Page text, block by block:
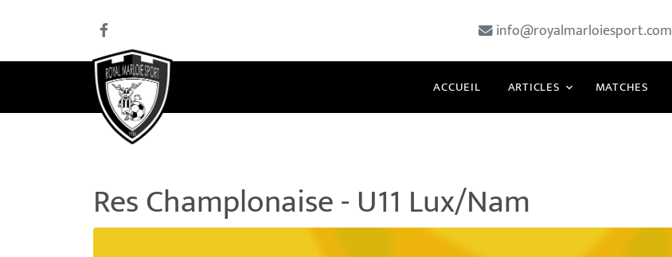
info@royalmarloiesport.com
ACCUEIL ARTICLES MATCHES
Res Champlonaise - U11 Lux/Nam